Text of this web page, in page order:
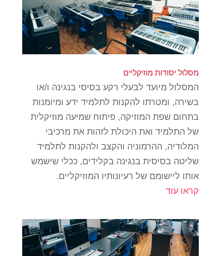
מסלול יסודות מוזיקליים
המסלול מיועד לבעלי רקע בסיסי בנגינה ו/או
בשירה, ומטרתו להקנות לתלמיד ידע ומיומנות
בתחום שפת המוזיקה, פיתוח שמיעה מוזיקלית
של התלמיד ואת היכולת לזהות את מרכיבי
המלודיה, ההרמוניה והקצב ולהקנות לתלמיד
שליטה בסיסית בנגינה בקלידים, ככלי שישמש
אותו ליישומם של רעיונותיו המוזיקליים.
קראו עוד